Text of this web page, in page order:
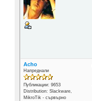
Acho
Напреднали
Публикации: 9653
Distribution: Slackware,
MikroTik - сървърно